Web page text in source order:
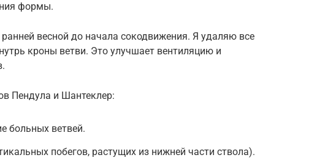
формы.
весной до начала сокодвижения. Я удаляю все
кроны ветви. Это улучшает вентиляцию и
Пендула и Шантеклер:
больных ветвей.
побегов, растущих из нижней части ствола).